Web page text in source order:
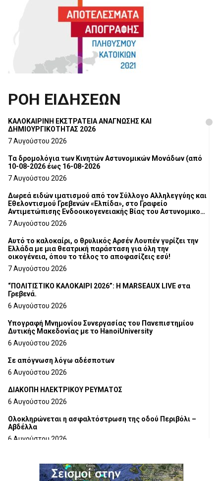
ΡΟΗ ΕΙΔΗΣΕΩΝ
ΚΑΛΟΚΑΙΡΙΝΗ ΕΚΣΤΡΑΤΕΙΑ ΑΝΑΓΝΩΣΗΣ ΚΑΙ
ΔΗΜΙΟΥΡΓΙΚΟΤΗΤΑΣ 2026
7 Αυγούστου 2026
Τα δρομολόγια των Κινητών Αστυνομικών Μονάδων (από
10-08-2026 έως 16-08-2026
7 Αυγούστου 2026
Δωρεά ειδών ιματισμού από τον Σύλλογο Αλληλεγγύης και
Εθελοντισμού Γρεβενών «Ελπίδα», στο Γραφείο
Αντιμετώπισης Ενδοοικογενειακής Βίας του Αστυνομικού
Τμήματος Γρεβενών
7 Αυγούστου 2026
Αυτό το καλοκαίρι, ο θρυλικός Αρσέν Λουπέν γυρίζει την
Ελλάδα με μια θεατρική παράσταση για όλη την
οικογένεια, όπου το τέλος το αποφασίζεις εσύ!
7 Αυγούστου 2026
“ΠΟΛΙΤΙΣΤΙΚΟ ΚΑΛΟΚΑΙΡΙ 2026”: Η MARSEAUX LIVE στα
Γρεβενά.
6 Αυγούστου 2026
Υπογραφή Μνημονίου Συνεργασίας του Πανεπιστημίου
Δυτικής Μακεδονίας με το HanoiUniversity
6 Αυγούστου 2026
Σε απόγνωση λόγω αδέσποτων
6 Αυγούστου 2026
ΔΙΑΚΟΠΗ ΗΛΕΚΤΡΙΚΟΥ ΡΕΥΜΑΤΟΣ
6 Αυγούστου 2026
Ολοκληρώνεται η ασφαλτόστρωση της οδού Περιβόλι –
Αβδέλλα
6 Αυγούστου 2026
5 Αυγούστου 2026